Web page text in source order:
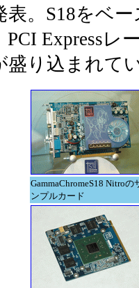
表。S18をベ
PCI Expressレ
盛り込まれて
GammaChromeS18 Nitroの
ンプルカード